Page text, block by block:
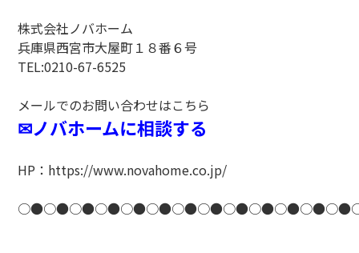
株式会社ノバホーム
兵庫県西宮市大屋町１８番６号
TEL:0210-67-6525
メールでのお問い合わせはこちら
✉ノバホームに相談する
HP：https://www.novahome.co.jp/